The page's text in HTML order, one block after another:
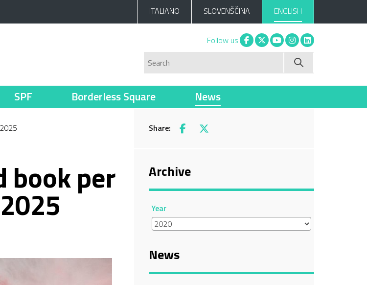
ITALIANO SLOVENŠČINA ENGLISH
Follow us Facebook
X You tubeInstagram
Linkedin
SPF Borderless Square News
Share: Facebook
X
book per Archive
Year
News